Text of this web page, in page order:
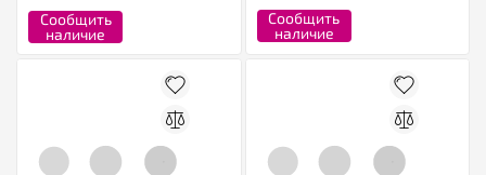
Сообщить
наличие
Сообщить
наличие